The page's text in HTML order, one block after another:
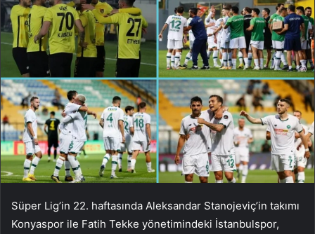
Süper Lig’in 22. haftasında Aleksandar Stanojeviç’in takımı
Konyaspor ile Fatih Tekke yönetimindeki İstanbulspor,